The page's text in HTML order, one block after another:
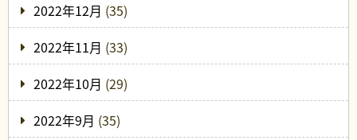
2022年12月 (35)
2022年11月 (33)
2022年10月 (29)
2022年9月 (35)